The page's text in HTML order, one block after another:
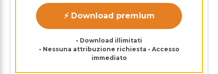
⚡ Download premium
• Download illimitati
• Nessuna attribuzione richiesta • Accesso
immediato